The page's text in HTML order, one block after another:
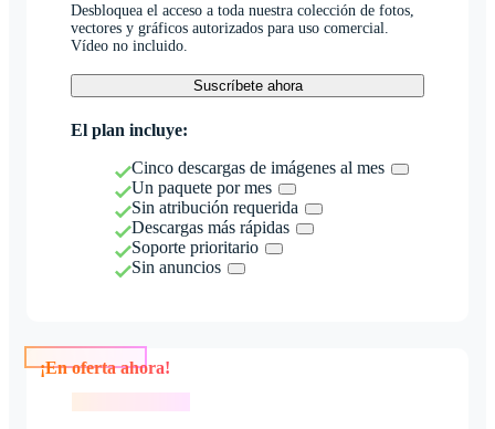
Desbloquea el acceso a toda nuestra colección de fotos,
vectores y gráficos autorizados para uso comercial.
Vídeo no incluido.
Suscríbete ahora
El plan incluye:
Cinco descargas de imágenes al mes
Un paquete por mes
Sin atribución requerida
Descargas más rápidas
Soporte prioritario
Sin anuncios